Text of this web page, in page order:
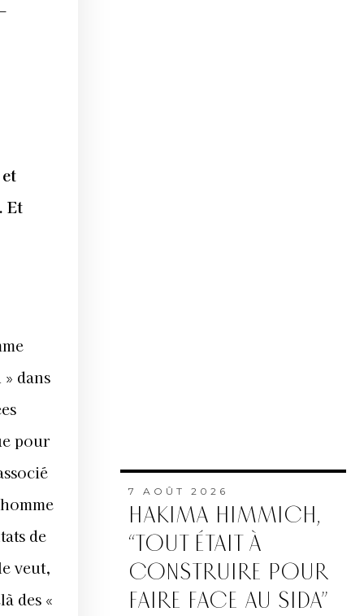
Et
dans
pour
de
veut,
des «
7 AOÛT 2026
HAKIMA HIMMICH,
“TOUT ÉTAIT À
CONSTRUIRE POUR
FAIRE FACE AU SIDA”